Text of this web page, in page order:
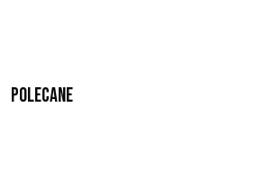
Polecane